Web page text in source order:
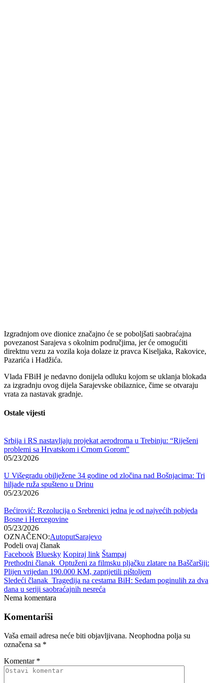
Izgradnjom ove dionice značajno će se poboljšati saobraćajna
povezanost Sarajeva s okolnim područjima, jer će omogućiti
direktnu vezu za vozila koja dolaze iz pravca Kiseljaka, Rakovice,
Pazarića i Hadžića.
Vlada FBiH je nedavno donijela odluku kojom se uklanja blokada
za izgradnju ovog dijela Sarajevske obilaznice, čime se otvaraju
vrata za nastavak gradnje.
Ostale vijesti
Srbija i RS nastavljaju projekat aerodroma u Trebinju: “Riješeni
problemi sa Hrvatskom i Crnom Gorom”
05/23/2026
U Višegradu obilježene 34 godine od zločina nad Bošnjacima: Tri
hiljade ruža spušteno u Drinu
05/23/2026
Bećirović: Rezolucija o Srebrenici jedna je od najvećih pobjeda
Bosne i Hercegovine
05/23/2026
OZNAČENO:AutoputSarajevo
Podeli ovaj članak
Facebook Bluesky Kopiraj link Štampaj
Prethodni članak Optuženi za filmsku pljačku zlatare na Baščaršiji:
Plijen vrijedan 190.000 KM, zaprijetili pištoljem
Sledeći članak Tragedija na cestama BiH: Sedam poginulih za dva
dana u seriji saobraćajnih nesreća
Nema komentara
Komentariši
Vaša email adresa neće biti objavljivana. Neophodna polja su
označena sa *
Komentar *